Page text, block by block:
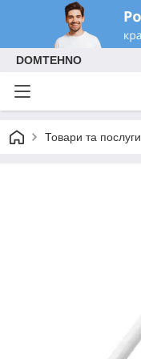
DOMTEHNO
Товари та послуги